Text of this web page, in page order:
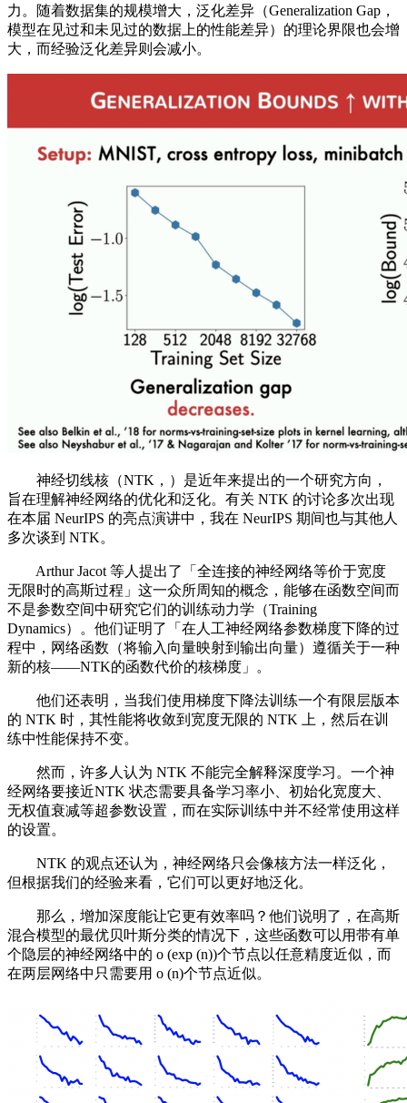
力。随着数据集的规模增大，泛化差异（Generalization Gap，
模型在见过和未见过的数据上的性能差异）的理论界限也会增
大，而经验泛化差异则会减小。
神经切线核（NTK，）是近年来提出的一个研究方向，
旨在理解神经网络的优化和泛化。有关 NTK 的讨论多次出现
在本届 NeurIPS 的亮点演讲中，我在 NeurIPS 期间也与其他人
多次谈到 NTK。
Arthur Jacot 等人提出了「全连接的神经网络等价于宽度
无限时的高斯过程」这一众所周知的概念，能够在函数空间而
不是参数空间中研究它们的训练动力学（Training
Dynamics）。他们证明了「在人工神经网络参数梯度下降的过
程中，网络函数（将输入向量映射到输出向量）遵循关于一种
新的核——NTK的函数代价的核梯度」。
他们还表明，当我们使用梯度下降法训练一个有限层版本
的 NTK 时，其性能将收敛到宽度无限的 NTK 上，然后在训
练中性能保持不变。
然而，许多人认为 NTK 不能完全解释深度学习。一个神
经网络要接近NTK 状态需要具备学习率小、初始化宽度大、
无权值衰减等超参数设置，而在实际训练中并不经常使用这样
的设置。
NTK 的观点还认为，神经网络只会像核方法一样泛化，
但根据我们的经验来看，它们可以更好地泛化。
那么，增加深度能让它更有效率吗？他们说明了，在高斯
混合模型的最优贝叶斯分类的情况下，这些函数可以用带有单
个隐层的神经网络中的 o (exp (n))个节点以任意精度近似，而
在两层网络中只需要用 o (n)个节点近似。